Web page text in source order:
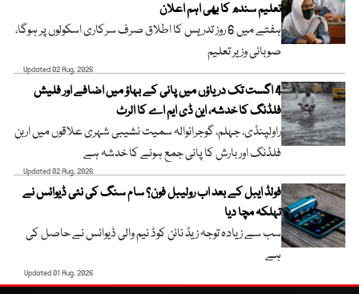
تعلیم سندھ کا بھی اہم اعلان
ہفتے میں 6 روز تدریس کا اطلاق صرف سرکاری اسکولوں پر ہوگا،
صوبائی وزیر تعلیم
Updated 02 Aug, 2026
4 اگست تک دریاؤں میں پانی کے بہاؤ میں اضافے اور فلیش
فلڈنگ کا خدشہ، این ڈی ایم اے کا الرٹ
راولپنڈی، جہلم، گوجرانوالہ سمیت نشیبی شہری علاقوں میں اربن
فلڈنگ اور بارش کا پانی جمع ہونے کا خدشہ ہے
Updated 02 Aug, 2026
فولڈ ایبل کے بعد اب رولیبل فون؟ سام سنگ کی نئی ڈیوائس نے
تہلکہ مچا دیا
سب سے زیادہ توجہ زیڈ نائن کوڈ نیم والی ڈیوائس نے حاصل کی
ہے
Updated 01 Aug, 2026